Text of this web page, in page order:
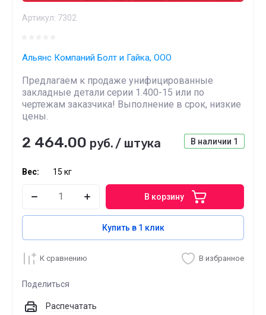
Артикул: 7302
Альянс Компаний Болт и Гайка, ООО
Предлагаем к продаже унифицированные
закладные детали серии 1.400-15 или по
чертежам заказчика! Выполнение в срок, низкие
цены.
В наличии 1
2 464.00 руб. / штука
Вес: 15 кг
В корзину
Купить в 1 клик
К сравнению В избранное
Поделиться
Распечатать